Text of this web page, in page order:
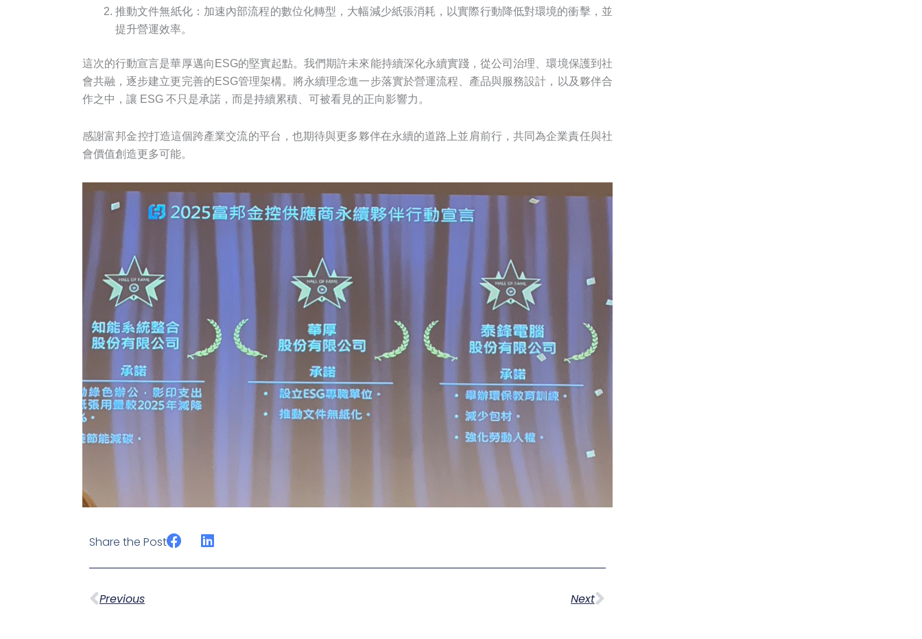
推動文件無紙化：加速內部流程的數位化轉型，大幅減少紙張消耗，以實際行動降低對環境的衝擊，並
提升營運效率。
這次的行動宣言是華厚邁向ESG的堅實起點。我們期許未來能持續深化永續實踐，從公司治理、環境保護到社
會共融，逐步建立更完善的ESG管理架構。將永續理念進一步落實於營運流程、產品與服務設計，以及夥伴合
作之中，讓 ESG 不只是承諾，而是持續累積、可被看見的正向影響力。
感謝富邦金控打造這個跨產業交流的平台，也期待與更多夥伴在永續的道路上並肩前行，共同為企業責任與社
會價值創造更多可能。
Share the Post
Previous Next